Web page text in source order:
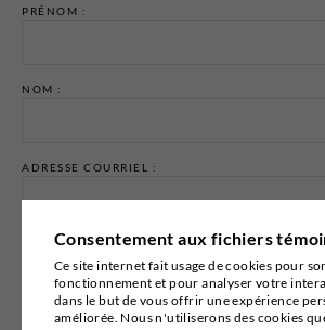
PRÉNOM :
NOM :
ADRESSE COURRIEL :
Email marketing Cyberimpact
Consentement aux fichiers
Ce site internet fait usage de cookies pour
fonctionnement et pour analyser votre
dans le but de vous offrir une expérience
améliorée. Nous n'utiliserons des cookies